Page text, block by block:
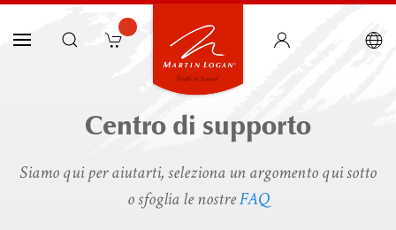
Centro di supporto
Siamo qui per aiutarti, seleziona un argomento qui sotto
o sfoglia le nostreFAQ